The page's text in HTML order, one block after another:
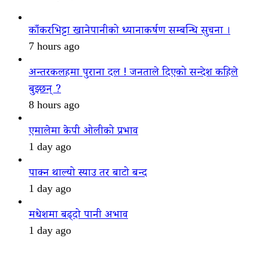
काँकरभिट्टा खानेपानीको ध्यानाकर्षण सम्बन्धि सुचना ।
7 hours ago
अन्तरकलहमा पुराना दल ! जनताले दिएको सन्देश कहिले
बुझ्छन् ?
8 hours ago
एमालेमा केपी ओलीको प्रभाव
1 day ago
पाक्न थाल्यो स्याउ तर बाटो बन्द
1 day ago
मधेशमा बढ्दो पानी अभाव
1 day ago